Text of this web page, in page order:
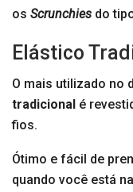
os Scrunchies do
Elástico
O mais utilizado no
tradicional é
fios.
Ótimo e fácil de
quando você está